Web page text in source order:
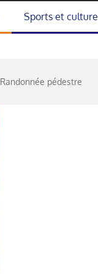
Sports et culture
Randonnée pédestre